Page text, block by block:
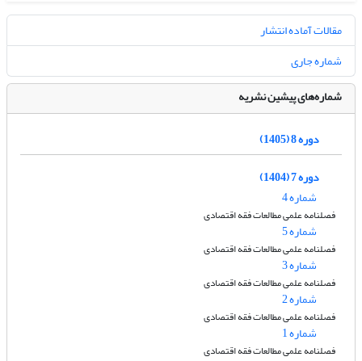
مقالات آماده انتشار
شماره جاری
شماره‌های پیشین نشریه
دوره 8 (1405)
دوره 7 (1404)
شماره 4
فصلنامه علمی مطالعات فقه اقتصادی
شماره 5
فصلنامه علمی مطالعات فقه اقتصادی
شماره 3
فصلنامه علمی مطالعات فقه اقتصادی
شماره 2
فصلنامه علمی مطالعات فقه اقتصادی
شماره 1
فصلنامه علمی مطالعات فقه اقتصادی